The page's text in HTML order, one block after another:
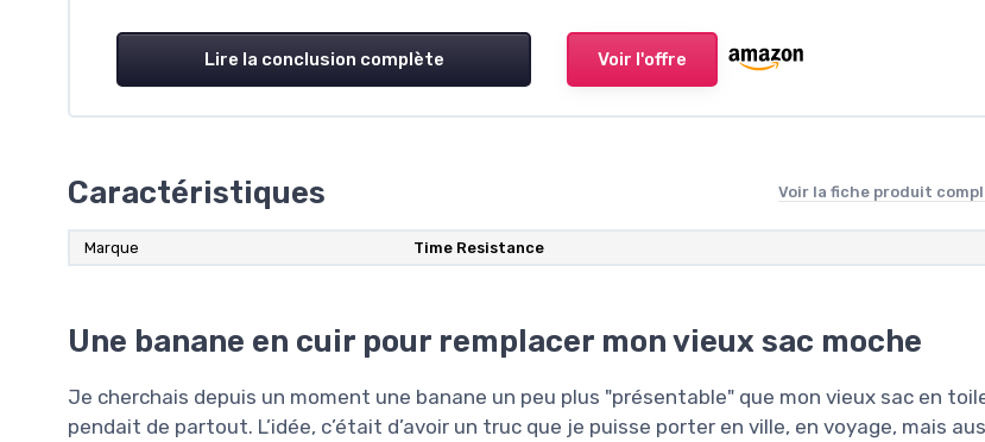
Lire la conclusion complète Voir l'offre
Caractéristiques Voir la fiche produit
Marque Time Resistance
Une banane en cuir pour remplacer mon vieux sac moche
Je cherchais depuis un moment une banane un peu plus "présentable" que mon vieux sac en
pendait de partout. L’idée, c’était d’avoir un truc que je puisse porter en ville, en voyage, mais